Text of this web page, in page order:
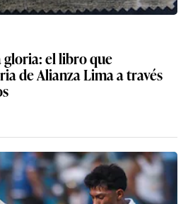
gloria: el libro que
de Alianza Lima a través